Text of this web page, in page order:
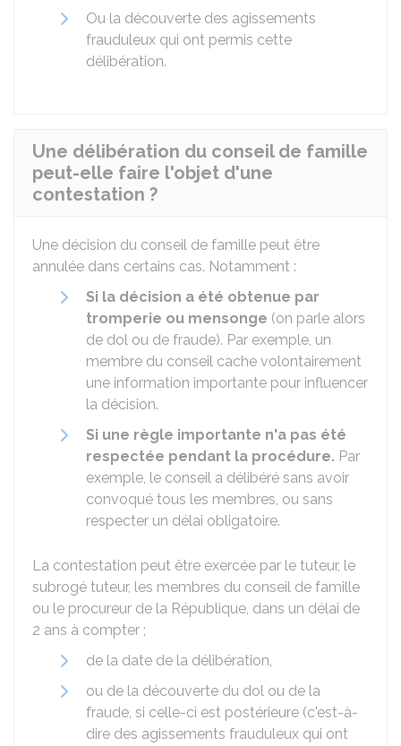
Ou la découverte des agissements
frauduleux qui ont permis cette
délibération.
Une délibération du conseil de famille
peut-elle faire l'objet d'une
contestation ?
Une décision du conseil de famille peut être
annulée dans certains cas. Notamment :
Si la décision a été obtenue par
tromperie ou mensonge (on parle alors
de dol ou de fraude). Par exemple, un
membre du conseil cache volontairement
une information importante pour influencer
la décision.
Si une règle importante n'a pas été
respectée pendant la procédure. Par
exemple, le conseil a délibéré sans avoir
convoqué tous les membres, ou sans
respecter un délai obligatoire.
La contestation peut être exercée par le tuteur, le
subrogé tuteur, les membres du conseil de famille
ou le procureur de la République, dans un délai de
2 ans à compter ;
de la date de la délibération,
ou de la découverte du dol ou de la
fraude, si celle-ci est postérieure (c'est-à-
dire des agissements frauduleux qui ont